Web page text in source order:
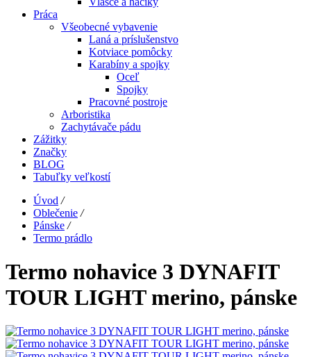
Práca
Všeobecné vybavenie
Laná a príslušenstvo
Kotviace pomôcky
Karabíny a spojky
Oceľ
Spojky
Pracovné postroje
Arboristika
Zachytávače pádu
Zážitky
Značky
BLOG
Tabuľky veľkostí
Úvod /
Oblečenie /
Pánske /
Termo prádlo
Termo nohavice 3 DYNAFIT
TOUR LIGHT merino, pánske